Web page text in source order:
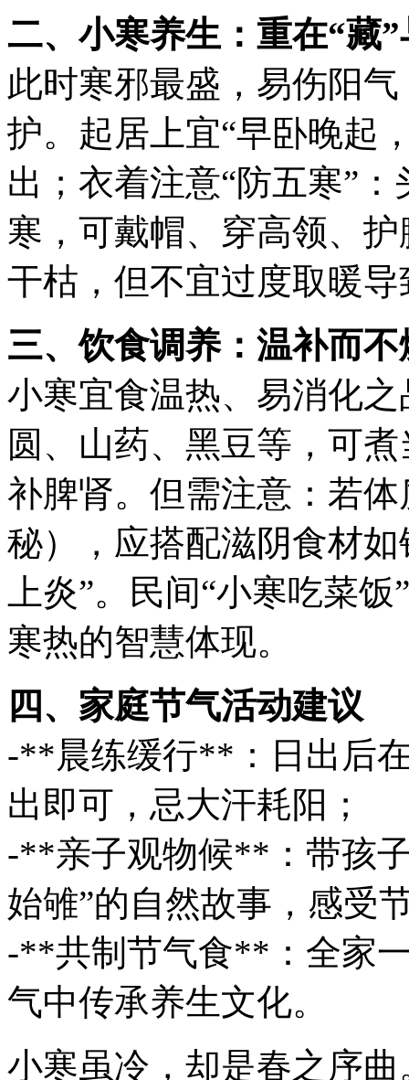
二、小寒养生：重在“藏”
此时寒邪最盛，易伤阳
护。起居上宜“早卧晚起
出；衣着注意“防五寒”
寒，可戴帽、穿高领、
干枯，但不宜过度取暖
三、饮食调养：温补而
小寒宜食温热、易消化
圆、山药、黑豆等，可
补脾肾。但需注意：若
秘），应搭配滋阴食材
上炎”。民间“小寒吃菜
寒热的智慧体现。
四、家庭节气活动建议
-**晨练缓行**：日出后
出即可，忌大汗耗阳；
-**亲子观物候**：带孩
始雊”的自然故事，感受
-**共制节气食**：全家
气中传承养生文化。
小寒虽冷，却是春之序